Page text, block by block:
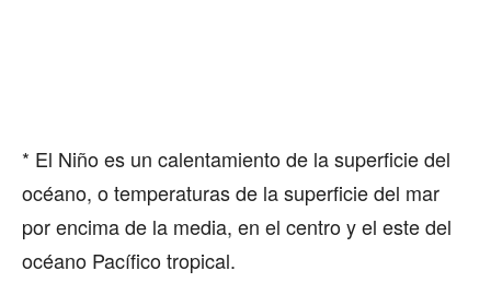
* El Niño es un calentamiento de la superficie del
océano, o temperaturas de la superficie del mar
por encima de la media, en el centro y el este del
océano Pacífico tropical.